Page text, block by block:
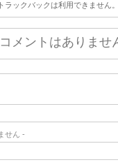
トラックバックは利用できません。
メントはありませ
せん -